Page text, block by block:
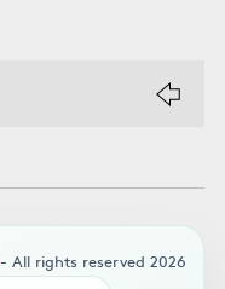
- All rights reserved 2026